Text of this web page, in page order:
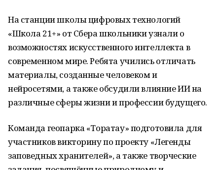
На станции школы цифровых технологий
«Школа 21+» от Сбера школьники узнали о
возможностях искусственного интеллекта в
современном мире. Ребята учились отличать
материалы, созданные человеком и
нейросетями, а также обсудили влияние ИИ на
различные сферы жизни и профессии будущего.
Команда геопарка «Торатау» подготовила для
участников викторину по проекту «Легенды
заповедных хранителей», а также творческие